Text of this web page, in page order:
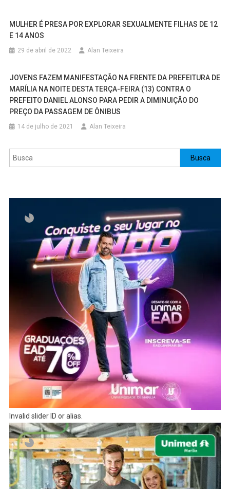
MULHER É PRESA POR EXPLORAR SEXUALMENTE FILHAS DE 12
E 14 ANOS
29 de abril de 2022 Alan Teixeira
JOVENS FAZEM MANIFESTAÇÃO NA FRENTE DA PREFEITURA DE
MARÍLIA NA NOITE DESTA TERÇA-FEIRA (13) CONTRA O
PREFEITO DANIEL ALONSO PARA PEDIR A DIMINUIÇÃO DO
PREÇO DA PASSAGEM DE ÔNIBUS
14 de julho de 2021 Alan Teixeira
Pesquisar Busca
Invalid slider ID or alias.